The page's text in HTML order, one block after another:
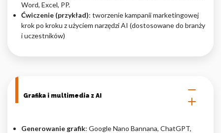
Word, Excel, PP.
Ćwiczenie (przykład): tworzenie kampanii marketingowej
krok po kroku z użyciem narzędzi AI (dostosowane do branży
i uczestników)
Grafika i multimedia z AI
Generowanie grafik: Google Nano Bannana, ChatGPT,